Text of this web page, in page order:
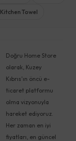
Kitchen Towel
Doğru Home Store
olarak, Kuzey
Kıbrıs'ın öncü e-
ticaret platformu
olma vizyonuyla
hareket ediyoruz.
Her zaman en iyi
fiyatları, en güncel